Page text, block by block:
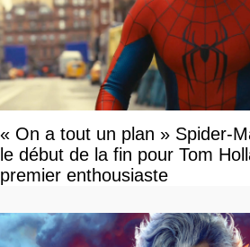
« On a tout un plan » Spider-
le début de la fin pour Tom
premier enthousiaste